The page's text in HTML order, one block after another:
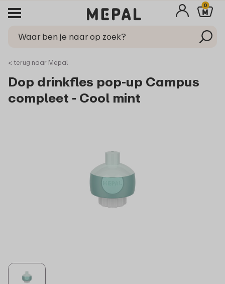
0
< terug naar Mepal
Dop drinkfles pop-up Campus
compleet - Cool mint